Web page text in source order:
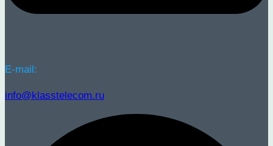
E-mail:
info@klasstelecom.ru